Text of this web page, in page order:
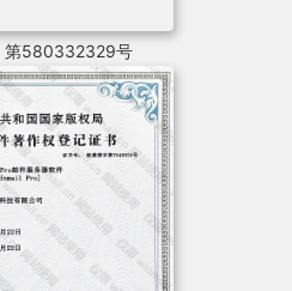
第580332329号